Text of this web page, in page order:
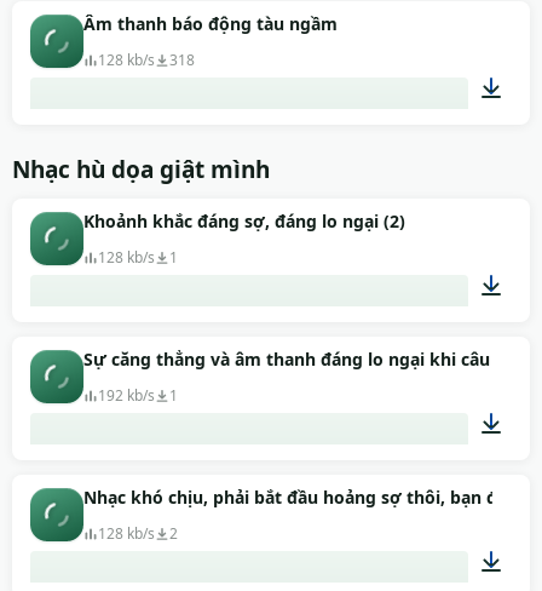
Âm thanh báo động tàu ngầm
128 kb/s 318
Nhạc hù dọa giật mình
Khoảnh khắc đáng sợ, đáng lo ngại (2)
128 kb/s 1
00:12
Sự căng thẳng và âm thanh đáng lo ngại khi câu trả
192 kb/s 1
00:08
Nhạc khó chịu, phải bắt đầu hoảng sợ thôi, bạn đã
128 kb/s 2